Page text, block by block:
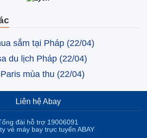
sắm tại Pháp (22/04)
du lịch Pháp (22/04)
mùa thu (22/04)
Liên hệ Abay
đài hỗ trợ 19006091
vé máy bay trực tuyến ABAY